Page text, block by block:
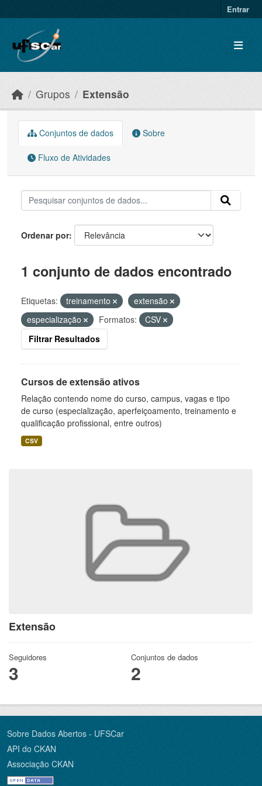
Entrar
Grupos Extensão
Extensão
Seguidores
3
Conjuntos de dados
2
Conjuntos de dados Sobre
Fluxo de Atividades
Ordenar por
1 conjunto de dados encontrado
Etiquetas: treinamento
extensão
especialização
Formatos:
CSV
Filtrar Resultados
Cursos de extensão ativos
Relação contendo nome do curso, campus, vagas e tipo
de curso (especialização, aperfeiçoamento, treinamento e
qualificação profissional, entre outros)
CSV
Sobre Dados Abertos - UFSCar
API do CKAN
Associação CKAN